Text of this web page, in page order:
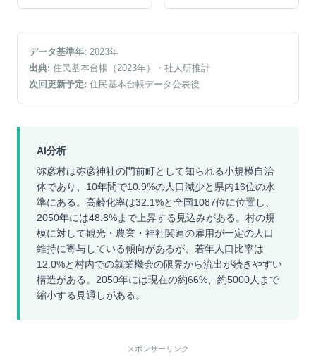
データ基準年: 2023年
出典: 住民基本台帳（2023年）
・社人研推計
次回更新予定: 住民基本台帳データ公表後
AI分析
弥彦村は弥彦神社の門前町として知られる小規模自治
体であり、10年間で10.9%の人口減少と県内16位の水
準にある。高齢化率は32.1%と全国1087位に位置し、
2050年には48.8%まで上昇する見込みがある。村の規
模に対して観光・農業・神社関連の雇用が一定の人口
維持に寄与している傾向があるが、若年人口比率は
12.0%と村内での就業機会の限界から流出が続きやすい
構造がある。2050年には現在の約66%、約5000人まで
縮小する見通しがある。
スポンサーリンク